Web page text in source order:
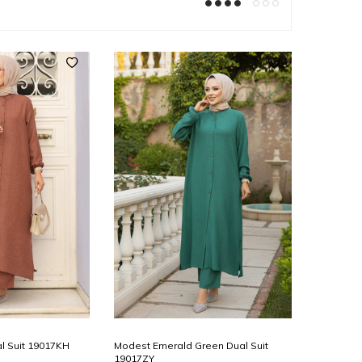
52
40 46 48
Suit 19017KH
38 40 42
Cart
Modest Emerald Green Dual Suit
19017ZY